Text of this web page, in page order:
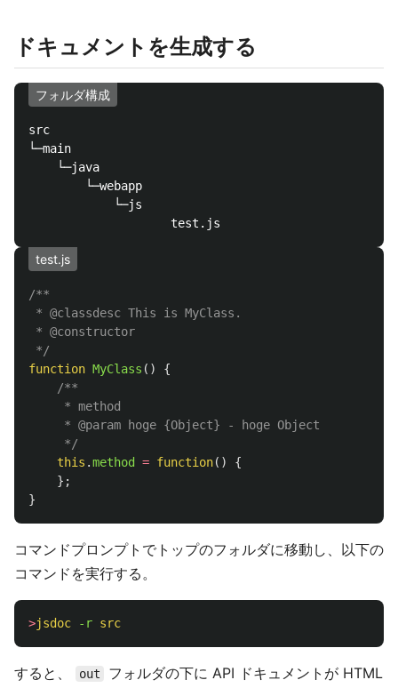
ドキュメントを生成する
フォルダ構成
src
└─main
    └─java
        └─webapp
            └─js
test.js
/**
* @classdesc This is MyClass.
* @constructor
*/
function MyClass ()
{
/**
     * method
     * @param hoge {Object} - hoge Object
     */
this .method = function()
{
};
}
コマンドプロンプトでトップのフォルダに移動し、以下の
コマンドを実行する。
>jsdoc -r src
すると、 out
フォルダの下に API ドキュメントが HTML